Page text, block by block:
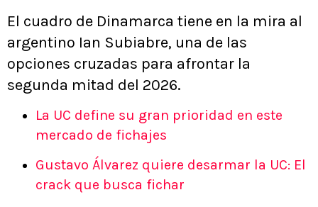
El cuadro de Dinamarca tiene en la mira al
argentino Ian Subiabre, una de las
opciones cruzadas para afrontar la
segunda mitad del 2026.
La UC define su gran prioridad en este
mercado de fichajes
Gustavo Álvarez quiere desarmar la UC: El
crack que busca fichar